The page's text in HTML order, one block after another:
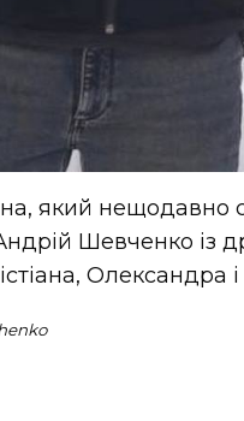
який нещодавно
Шевченко із